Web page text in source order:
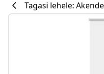
Tagasi lehele: